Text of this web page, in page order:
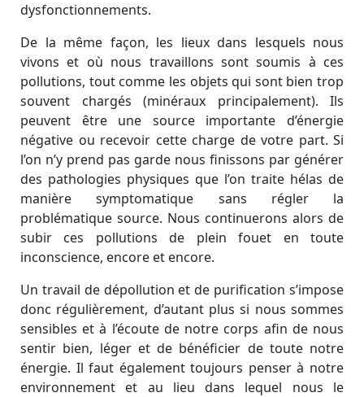
dysfonctionnements.
De la même façon, les lieux dans lesquels nous
vivons et où nous travaillons sont soumis à ces
pollutions, tout comme les objets qui sont bien trop
souvent chargés (minéraux principalement). Ils
peuvent être une source importante d’énergie
négative ou recevoir cette charge de votre part. Si
l’on n’y prend pas garde nous finissons par générer
des pathologies physiques que l’on traite hélas de
manière symptomatique sans régler la
problématique source. Nous continuerons alors de
subir ces pollutions de plein fouet en toute
inconscience, encore et encore.
Un travail de dépollution et de purification s’impose
donc régulièrement, d’autant plus si nous sommes
sensibles et à l’écoute de notre corps afin de nous
sentir bien, léger et de bénéficier de toute notre
énergie. Il faut également toujours penser à notre
environnement et au lieu dans lequel nous le